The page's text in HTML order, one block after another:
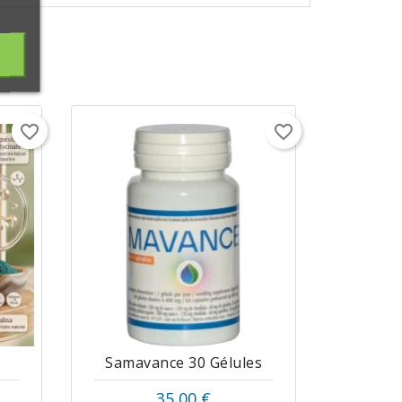
favorite_border
Samavance 30 Gélules
favorite_border